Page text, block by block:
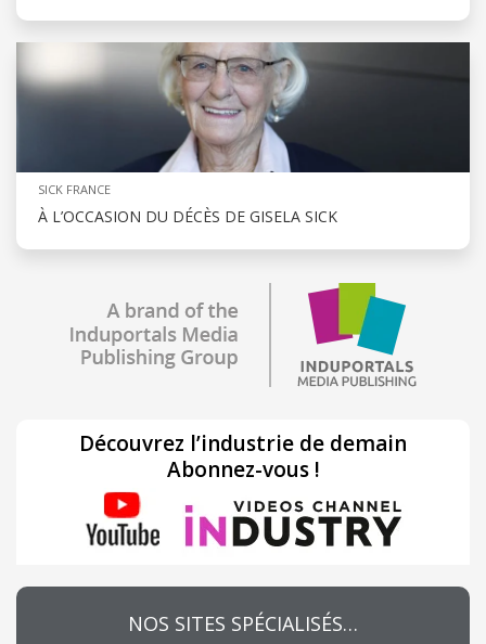
SICK FRANCE
À L’OCCASION DU DÉCÈS DE GISELA SICK
Découvrez l’industrie de demain
Abonnez-vous !
NOS SITES SPÉCIALISÉS…